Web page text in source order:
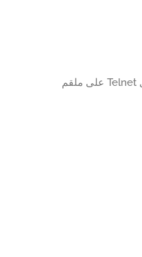
تهانينا! لقد انتهيت من تثبيت عميل Telnet على ملقم